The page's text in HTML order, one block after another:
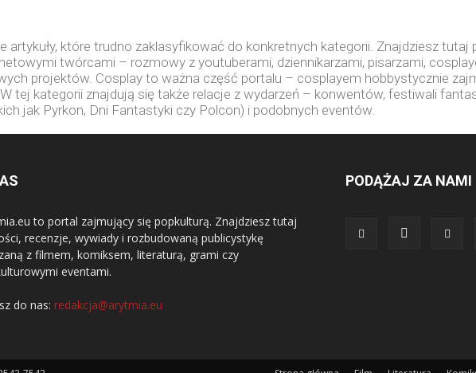
artykuły, które trudno zaklasyfikować do konkretnych kategorii. Znajdziesz tutaj
twórcami – rozmowy z youtuberami, dziennikarzami, pisarzami,
projektów. Cosplay to ważna część portalu – cosplayem hobbystycznie
tej kategorii znajdują się także relacje z wydarzeń – konwentów, festiwali
jak Pyrkon, Dni Fantastyki czy Polcon) i podobnych eventów.
to portal zajmujący się popkulturą. Znajdziesz tutaj
recenzje, wywiady i rozbudowaną publicystykę
z filmem, komiksem, literaturą, grami czy
eventami.
do nas: redakcja@arytmia.eu
PODĄŻAJ ZA NAMI